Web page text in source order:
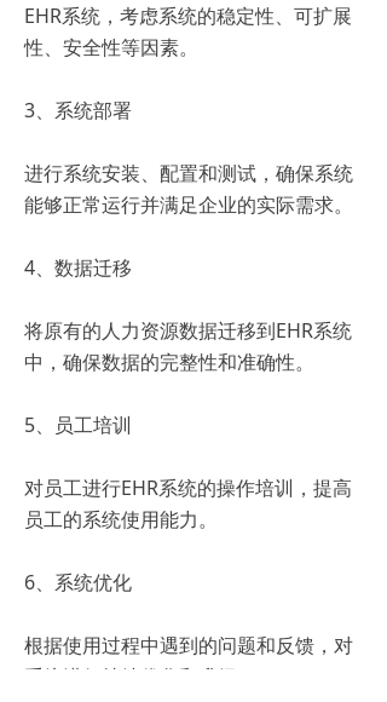
EHR系统，考虑系统的稳定性、可扩展
性、安全性等因素。
3、系统部署
进行系统安装、配置和测试，确保系统
能够正常运行并满足企业的实际需求。
4、数据迁移
将原有的人力资源数据迁移到EHR系统
中，确保数据的完整性和准确性。
5、员工培训
对员工进行EHR系统的操作培训，提高
员工的系统使用能力。
6、系统优化
根据使用过程中遇到的问题和反馈，对
系统进行持续优化和升级。